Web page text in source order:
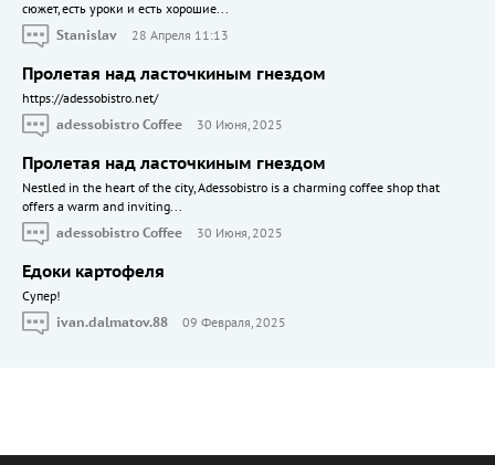
сюжет, есть уроки и есть хорошие...
Stanislav
28 Апреля 11:13
Пролетая над ласточкиным гнездом
https://adessobistro.net/
adessobistro Coffee
30 Июня, 2025
Пролетая над ласточкиным гнездом
Nestled in the heart of the city, Adessobistro is a charming coffee shop that
offers a warm and inviting...
adessobistro Coffee
30 Июня, 2025
Едоки картофеля
Cупер!
ivan.dalmatov.88
09 Февраля, 2025